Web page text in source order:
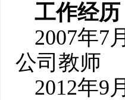
工作经历
2007年7
公司教师
2012年9